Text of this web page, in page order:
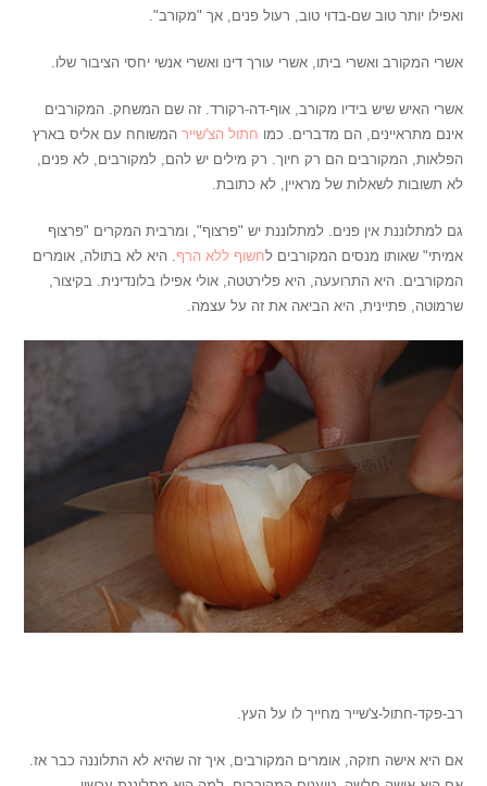
ואפילו יותר טוב שם-בדוי טוב, רעול פנים, אך "מקורב".
אשרי המקורב ואשרי ביתו, אשרי עורך דינו ואשרי אנשי יחסי הציבור שלו.
אשרי האיש שיש בידיו מקורב, אוף-דה-רקורד. זה שם המשחק. המקורבים
אינם מתראיינים, הם מדברים. כמו חתול הצ'שיירהמשוחח עם אליס בארץ
הפלאות, המקורבים הם רק חיוך. רק מילים יש להם, למקורבים, לא פנים,
לא תשובות לשאלות של מראיין, לא כתובת.
גם למתלוננת אין פנים. למתלוננת יש "פרצוף", ומרבית המקרים "פרצוף
אמיתי" שאותו מנסים המקורבים לחשוף ללא הרף . היא לא בתולה, אומרים
המקורבים. היא התרועעה, היא פלירטטה, אולי אפילו בלונדינית. בקיצור,
שרמוטה, פתיינית, היא הביאה את זה על עצמה.
רב-פקד-חתול-צ'שייר מחייך לו על העץ.
אם היא אישה חזקה, אומרים המקורבים, איך זה שהיא לא התלוננה כבר אז.